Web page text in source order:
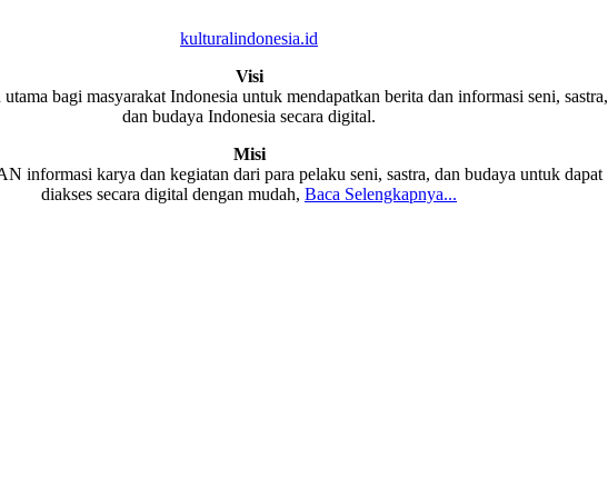
kulturalindonesia.id
Visi
bagi masyarakat Indonesia untuk mendapatkan berita dan informasi seni, sastra,
dan budaya Indonesia secara digital.
Misi
informasi karya dan kegiatan dari para pelaku seni, sastra, dan budaya untuk dapat
diakses secara digital dengan mudah, Baca Selengkapnya...